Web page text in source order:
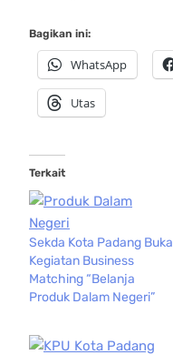
Bagikan ini:
WhatsApp
Utas
Terkait
Sekda Kota Padang Buka
Kegiatan Business
Matching “Belanja
Produk Dalam Negeri”